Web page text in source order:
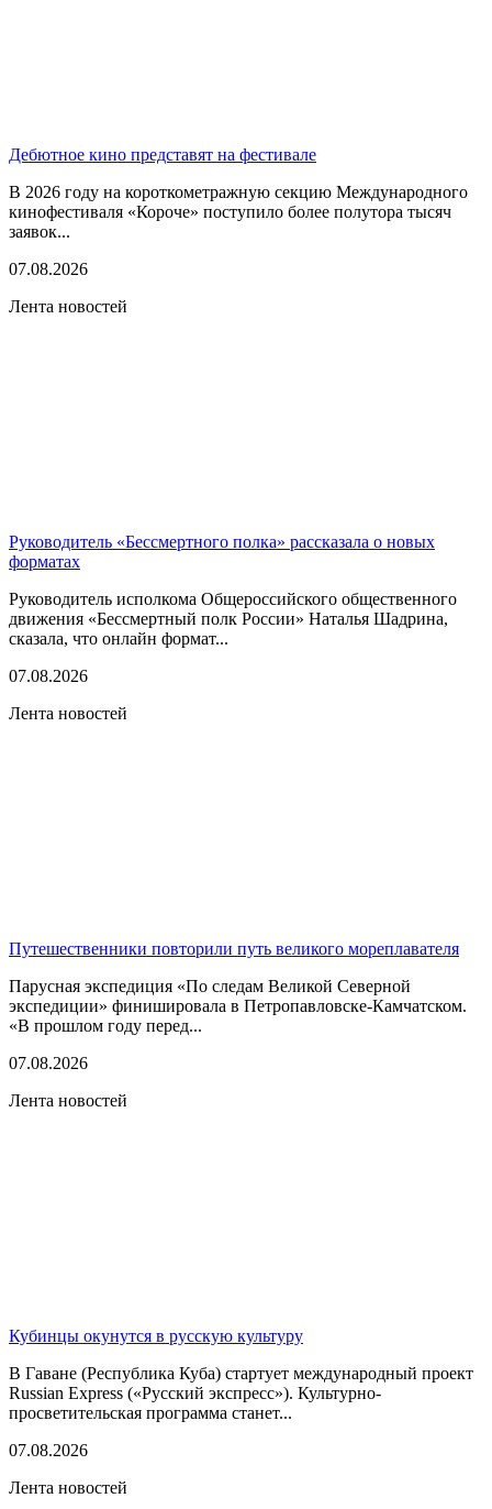
Дебютное кино представят на фестивале
В 2026 году на короткометражную секцию Международного
кинофестиваля «Короче» поступило более полутора тысяч
заявок...
07.08.2026
Лента новостей
Руководитель «Бессмертного полка» рассказала о новых
форматах
Руководитель исполкома Общероссийского общественного
движения «Бессмертный полк России» Наталья Шадрина,
сказала, что онлайн формат...
07.08.2026
Лента новостей
Путешественники повторили путь великого мореплавателя
Парусная экспедиция «По следам Великой Северной
экспедиции» финишировала в Петропавловске-Камчатском.
«В прошлом году перед...
07.08.2026
Лента новостей
Кубинцы окунутся в русскую культуру
В Гаване (Республика Куба) стартует международный проект
Russian Express («Русский экспресс»). Культурно-
просветительская программа станет...
07.08.2026
Лента новостей